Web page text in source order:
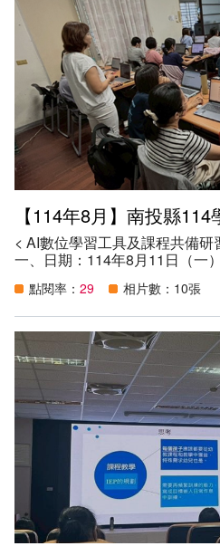
< AI數位學習工具及課程共備研
一、日期：114年8月11日（一
二、地點：本縣特教資源中心會
三、講師：苗栗縣公館國小陳
莉美老師
四、參加資格：
（一）本縣特殊教育教師。
（二）班級中有身心障礙學生之
（三）對本議題有興趣之教師。
五、目的：
（一）提供本縣特殊教育教師
技巧，以數位科技工具作為媒介
業知能。
（二）協助本縣特殊教育教師
求，俾以擬訂適宜之學習技巧
與學習成效。
（三）由資深教師引導同儕教
點閱率： 29 相片數：10張